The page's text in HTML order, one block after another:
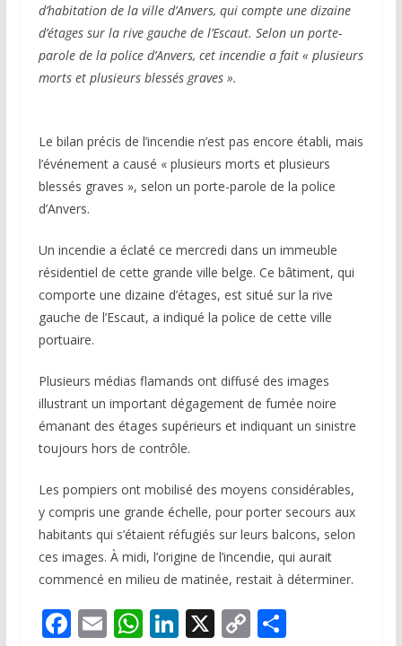
d’habitation de la ville d’Anvers, qui compte une dizaine
d’étages sur la rive gauche de l’Escaut. Selon un porte-
parole de la police d’Anvers, cet incendie a fait « plusieurs
morts et plusieurs blessés graves ».
Le bilan précis de l’incendie n’est pas encore établi, mais
l’événement a causé « plusieurs morts et plusieurs
blessés graves », selon un porte-parole de la police
d’Anvers.
Un incendie a éclaté ce mercredi dans un immeuble
résidentiel de cette grande ville belge. Ce bâtiment, qui
comporte une dizaine d’étages, est situé sur la rive
gauche de l’Escaut, a indiqué la police de cette ville
portuaire.
Plusieurs médias flamands ont diffusé des images
illustrant un important dégagement de fumée noire
émanant des étages supérieurs et indiquant un sinistre
toujours hors de contrôle.
Les pompiers ont mobilisé des moyens considérables,
y compris une grande échelle, pour porter secours aux
habitants qui s’étaient réfugiés sur leurs balcons, selon
ces images. À midi, l’origine de l’incendie, qui aurait
commencé en milieu de matinée, restait à déterminer.
F E W Li X C P